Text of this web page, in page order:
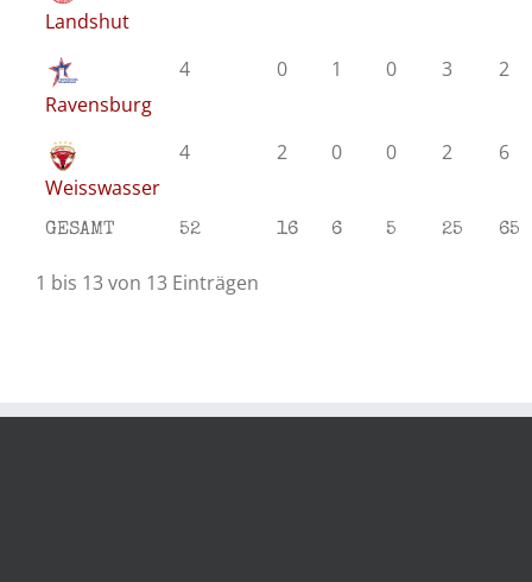
Landshut
Ravensburg
4 0 1 0 3 2
Weisswasser
4 2 0 0 2 6
GESAMT 52 16 6 5 25 65
1 bis 13 von 13 Einträgen